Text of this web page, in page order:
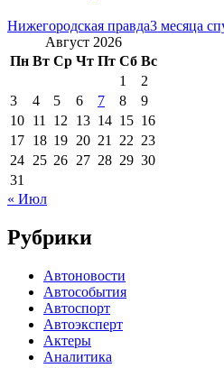
Нижегородская правда3 месяца
Август 2026
Пн Вт Ср Чт Пт Сб Вс
1
2
3
4 5 6 7 8
9
10 11 12 13 14 15 16
17 18 19 20 21 22 23
24 25 26 27 28 29 30
31
« Июл
Рубрики
Автоновости
Автособытия
Автоспорт
Автоэксперт
Актеры
Аналитика